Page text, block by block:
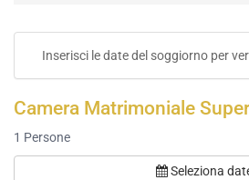
Inserisci le date del soggiorno per
Camera Matrimoniale
1 Persone
Seleziona